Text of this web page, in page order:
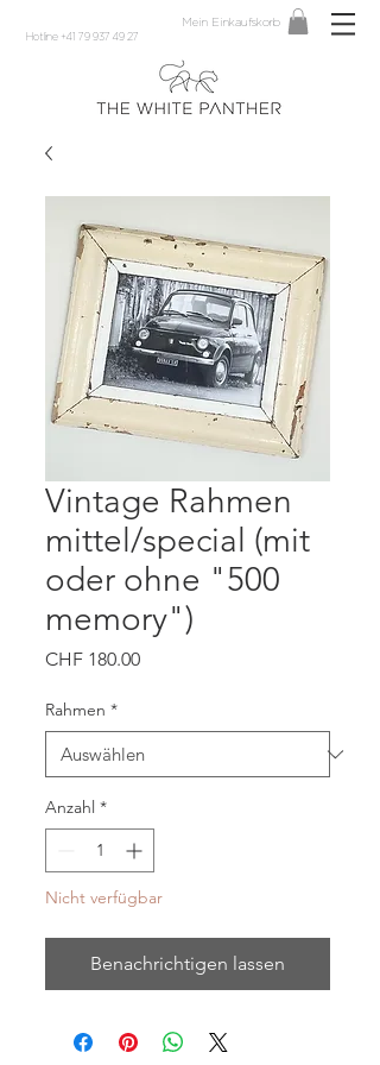
Hotline +41 79 937 49 27
Mein Einkaufskorb
Vintage Rahmen
mittel/special (mit
oder ohne "500
memory")
CHF 180.00Preis
Rahmen *
Anzahl *
Nicht verfügbar
Benachrichtigen lassen